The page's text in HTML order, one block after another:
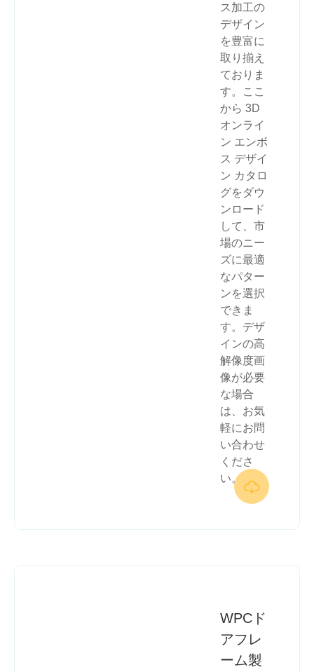
ス加工の
デザイン
を豊富に
取り揃え
ておりま
す。ここ
から 3D
オンライ
ン エンボ
ス デザイ
ン カタロ
グをダウ
ンロード
して、市
場のニー
ズに最適
なパター
ンを選択
できま
す。デザ
インの高
解像度画
像が必要
な場合
は、お気
軽にお問
い合わせ
くださ
い。 
WPCド
アフレ
ーム製